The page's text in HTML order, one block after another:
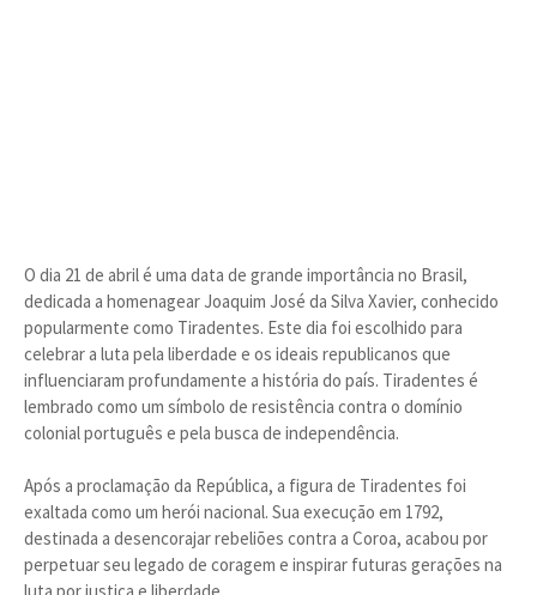
O dia 21 de abril é uma data de grande importância no Brasil,
dedicada a homenagear Joaquim José da Silva Xavier, conhecido
popularmente como Tiradentes. Este dia foi escolhido para
celebrar a luta pela liberdade e os ideais republicanos que
influenciaram profundamente a história do país. Tiradentes é
lembrado como um símbolo de resistência contra o domínio
colonial português e pela busca de independência.
Após a proclamação da República, a figura de Tiradentes foi
exaltada como um herói nacional. Sua execução em 1792,
destinada a desencorajar rebeliões contra a Coroa, acabou por
perpetuar seu legado de coragem e inspirar futuras gerações na